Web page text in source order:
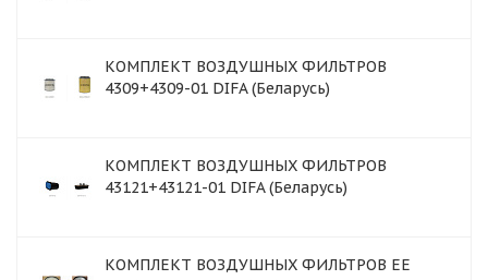
КОМПЛЕКТ ВОЗДУШНЫХ ФИЛЬТРОВ
4309+4309-01 DIFA (Беларусь)
КОМПЛЕКТ ВОЗДУШНЫХ ФИЛЬТРОВ
43121+43121-01 DIFA (Беларусь)
КОМПЛЕКТ ВОЗДУШНЫХ ФИЛЬТРОВ ЕЕ